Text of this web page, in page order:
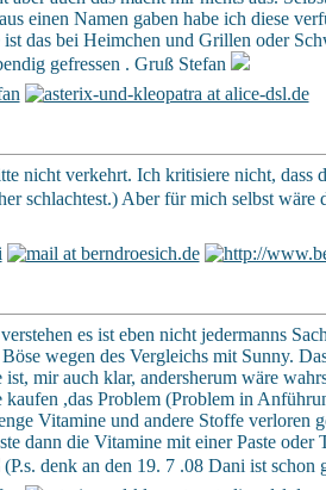
einen Namen gaben habe ich diese
ist das bei Heimchen und Grillen oder
gefressen . Gruß Stefan
nicht verkehrt. Ich kritisiere nicht, dass
schlachtest.) Aber für mich selbst wäre
es ist eben nicht jedermanns
wegen des Vergleichs mit Sunny.
ist, mir auch klar, andersherum wäre
kaufen ,das Problem (Problem in
Vitamine und andere Stoffe verloren
dann die Vitamine mit einer Paste
(P.s. denk an den 19. 7 .08 Dani ist schon